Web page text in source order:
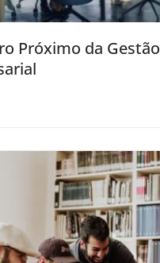
Próximo da Gestão